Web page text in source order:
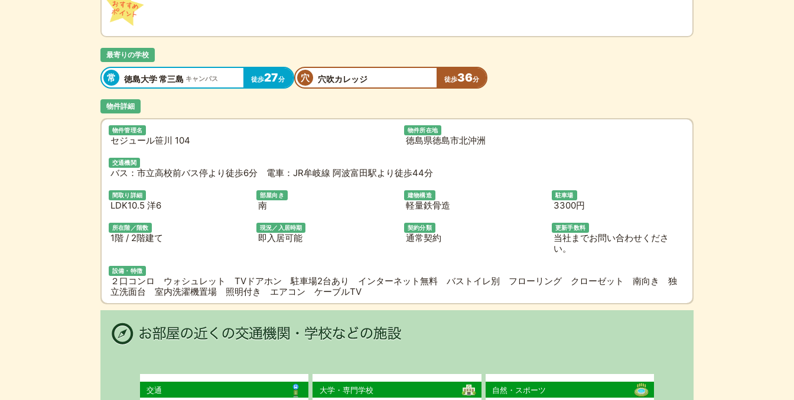
最寄りの学校
常 徳島大学 常三島 キャンパス 徒歩27分 穴 穴吹カレッジ 徒歩36分
物件詳細
物件管理名
セジュール笹川 104
物件所在地
徳島県徳島市北沖洲
交通機関
バス：市立高校前バス停より徒歩6分 電車：JR牟岐線 阿波富田駅より徒歩44分
間取り詳細
LDK10.5 洋6
部屋向き
南
建物構造
軽量鉄骨造
駐車場
3300円
所在階／階数
1階 / 2階建て
現況／入居時期
即入居可能
契約分類
通常契約
更新手数料
当社までお問い合わせくださ
い。
設備・特徴
２口コンロ ウォシュレット TVドアホン 駐車場2台あり インターネット無料 バストイレ別 フローリング クローゼット 南向き 独
立洗面台 室内洗濯機置場 照明付き エアコン ケーブルTV
交通 大学・専門学校 自然・スポーツ